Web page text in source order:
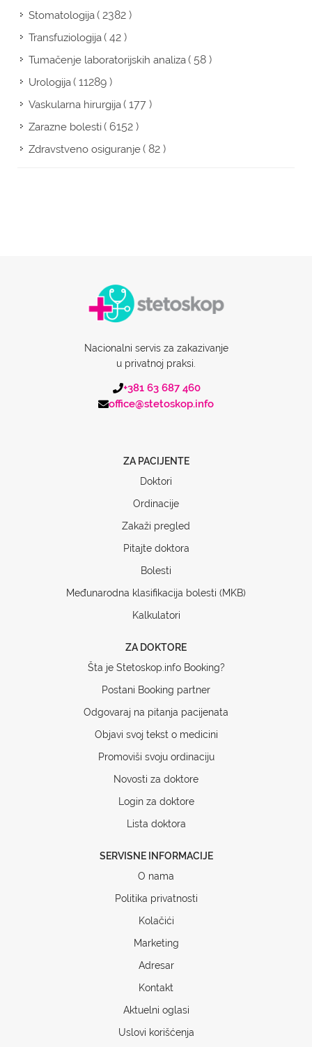
Stomatologija( 2382 )
Transfuziologija( 42 )
Tumačenje laboratorijskih analiza( 58 )
Urologija( 11289 )
Vaskularna hirurgija( 177 )
Zarazne bolesti( 6152 )
Zdravstveno osiguranje( 82 )
Nacionalni servis za zakazivanje
u privatnoj praksi.
+381 63 687 460
office@stetoskop.info
ZA PACIJENTE
Doktori
Ordinacije
Zakaži pregled
Pitajte doktora
Bolesti
Međunarodna klasifikacija bolesti (MKB)
Kalkulatori
ZA DOKTORE
Šta je Stetoskop.info Booking?
Postani Booking partner
Odgovaraj na pitanja pacijenata
Objavi svoj tekst o medicini
Promoviši svoju ordinaciju
Novosti za doktore
Login za doktore
Lista doktora
SERVISNE INFORMACIJE
O nama
Politika privatnosti
Kolačići
Marketing
Adresar
Kontakt
Aktuelni oglasi
Uslovi korišćenja